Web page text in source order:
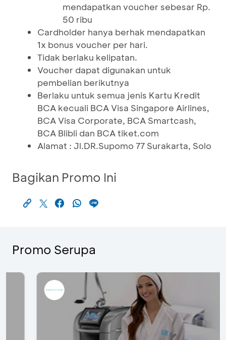
mendapatkan voucher sebesar Rp.
50 ribu
Cardholder hanya berhak mendapatkan
1x bonus voucher per hari.
Tidak berlaku kelipatan.
Voucher dapat digunakan untuk
pembelian berikutnya
Berlaku untuk semua jenis Kartu Kredit
BCA kecuali BCA Visa Singapore Airlines,
BCA Visa Corporate, BCA Smartcash,
BCA Blibli dan BCA tiket.com
Alamat : Jl.DR.Supomo 77 Surakarta, Solo
Bagikan Promo Ini
Promo Serupa